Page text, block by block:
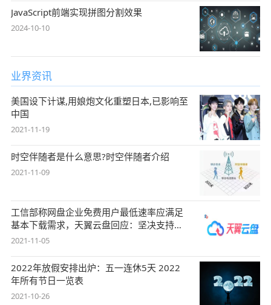
JavaScript前端实现拼图分割效果
2024-10-10
业界资讯
美国设下计谋,用娘炮文化重塑日本,已影响至
中国
2021-11-19
时空伴随者是什么意思?时空伴随者介绍
2021-11-09
工信部称网盘企业免费用户最低速率应满足
基本下载需求，天翼云盘回应：坚决支持，
始终
2021-11-05
2022年放假安排出炉：五一连休5天 2022
年所有节日一览表
2021-10-26